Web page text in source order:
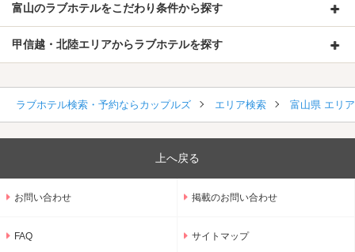
富山のラブホテルをこだわり条件から探す
甲信越・北陸エリアからラブホテルを探す
ラブホテル検索・予約ならカップルズ エリア検索 富山県 エリ
上へ戻る
お問い合わせ 掲載のお問い合わせ
FAQ サイトマップ